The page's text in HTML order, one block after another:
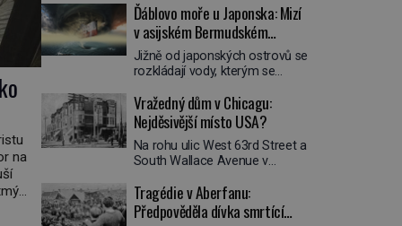
na
Ďáblovo moře u Japonska: Mizí
v asijském Bermudském
trojúhelníku lodě ve spárech
neznámé síly?
Jižně od japonských ostrovů se
rozkládají vody, kterým se
se o lodích mizejících beze
stopy, podivných světlech,
zrádných proudech i mořských
dracích, kteří měli tyto končiny
střežit už v dávných legendách.
trojúhelník skutečně prokletým
místem, nebo se zde jen
Vražedný dům v Chicagu:
Nejděsivější místo USA?
Na rohu ulic West 63rd Street a
South Wallace Avenue v
Nemá žádný speciální nápis ani
pamětní desku. A přesto prý
místní zaměstnanci neradi
Tragédie v Aberfanu:
Předpověděla dívka smrtící